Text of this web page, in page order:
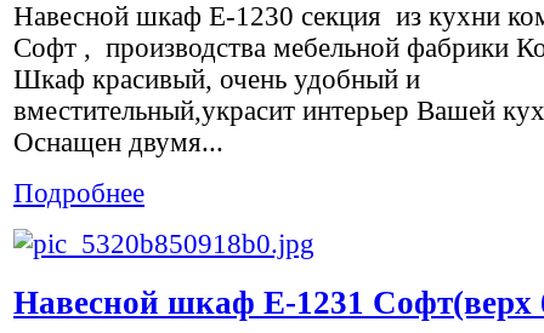
Навесной шкаф Е-1230 секция из кухни
Софт , производства мебельной фабрики
Шкаф красивый, очень удобный и
вместительный,украсит интерьер Вашей
Оснащен двумя...
Подробнее
Навесной шкаф Е-1231 Софт(верх